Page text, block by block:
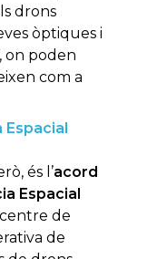
drons
òptiques i
, on poden
com a
Espacial
és l’acord
Espacial
de
de